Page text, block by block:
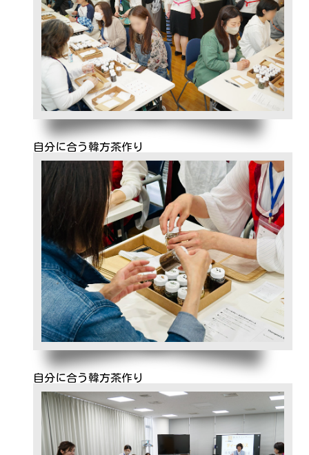
自分に合う韓方茶作り
自分に合う韓方茶作り